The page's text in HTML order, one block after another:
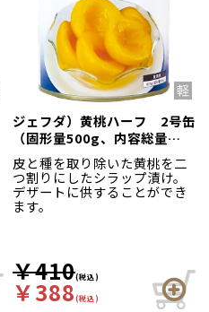
ジェフダ）黄桃ハーフ 2号缶
（固形量500g、内容総量
825g）
皮と種を取り除いた黄桃を二
つ割りにしたシラップ漬け。
デザートに供することができ
ます。
￥410(税込)
￥388(税込)